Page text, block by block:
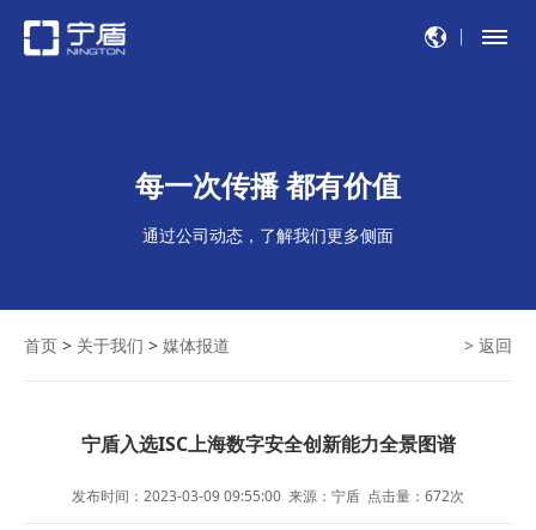
每一次传播 都有价值
通过公司动态，了解我们更多侧面
> 返回
首页 > 关于我们 > 媒体报道
宁盾入选ISC上海数字安全创新能力全景图谱
发布时间：2023-03-09 09:55:00 来源：宁盾 点击量： 672次